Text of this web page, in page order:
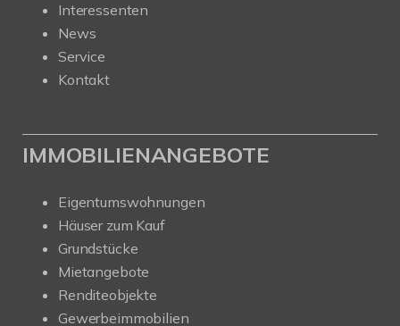
Interessenten
News
Service
Kontakt
IMMOBILIENANGEBOTE
Eigentumswohnungen
Häuser zum Kauf
Grundstücke
Mietangebote
Renditeobjekte
Gewerbeimmobilien